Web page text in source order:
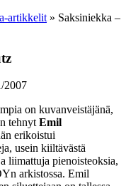
artikkelit » Saksiniekka –
2007
on kuvanveistäjänä,
tehnytEmil
erikoistui
usein kiiltävästä
liimattuja pienoisteoksia,
arkistossa. Emil